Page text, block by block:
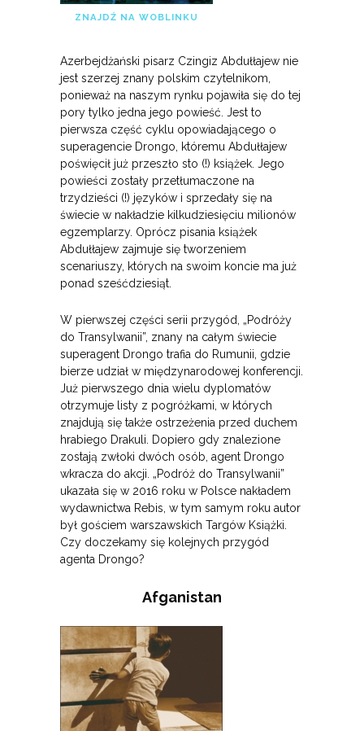
ZNAJDŹ NA WOBLINKU
Azerbejdżański pisarz Czingiz Abdułłajew nie
jest szerzej znany polskim czytelnikom,
ponieważ na naszym rynku pojawiła się do tej
pory tylko jedna jego powieść. Jest to
pierwsza część cyklu opowiadającego o
superagencie Drongo, któremu Abdułłajew
poświęcił już przeszło sto (!) książek. Jego
powieści zostały przetłumaczone na
trzydzieści (!) języków i sprzedały się na
świecie w nakładzie kilkudziesięciu milionów
egzemplarzy. Oprócz pisania książek
Abdułłajew zajmuje się tworzeniem
scenariuszy, których na swoim koncie ma już
ponad sześćdziesiąt.
W pierwszej części serii przygód, „Podróży
do Transylwanii”, znany na całym świecie
superagent Drongo trafia do Rumunii, gdzie
bierze udział w międzynarodowej konferencji.
Już pierwszego dnia wielu dyplomatów
otrzymuje listy z pogróżkami, w których
znajdują się także ostrzeżenia przed duchem
hrabiego Drakuli. Dopiero gdy znalezione
zostają zwłoki dwóch osób, agent Drongo
wkracza do akcji. „Podróż do Transylwanii”
ukazała się w 2016 roku w Polsce nakładem
wydawnictwa Rebis, w tym samym roku autor
był gościem warszawskich Targów Książki.
Czy doczekamy się kolejnych przygód
agenta Drongo?
Afganistan